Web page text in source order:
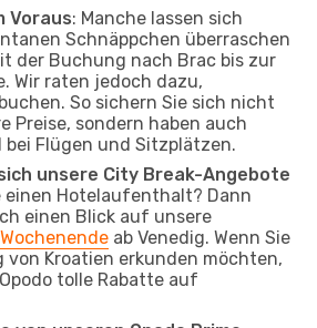
Voraus: Manche lassen sich
Schnäppchen überraschen
der Buchung nach Brac bis zur
Wir raten jedoch dazu,
So sichern Sie sich nicht
Preise, sondern haben auch
bei Flügen und Sitzplätzen.
unsere City Break-Angebote
einen Hotelaufenthalt? Dann
einen Blick auf unsere
ab Venedig. Wenn Sie
von Kroatien erkunden möchten,
tolle Rabatte auf